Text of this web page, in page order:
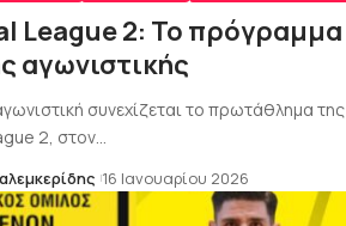
League 2: Το πρόγραμμα
αγωνιστικής
συνεχίζεται το πρωτάθλημα της
2, στον…
16 Ιανουαρίου 2026